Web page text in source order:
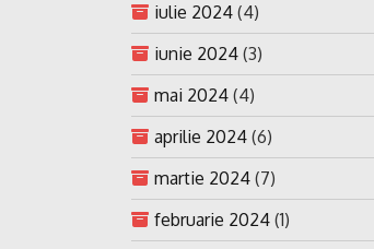
iulie 2024 (4)
iunie 2024 (3)
mai 2024 (4)
aprilie 2024 (6)
martie 2024 (7)
februarie 2024 (1)